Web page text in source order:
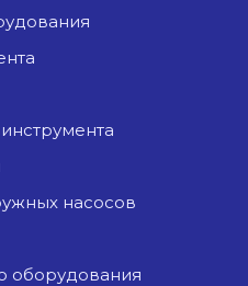
насосов
оборудования